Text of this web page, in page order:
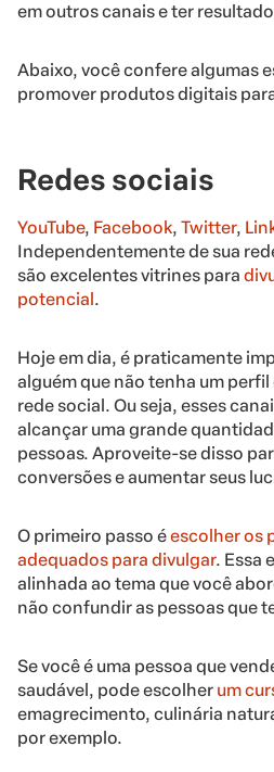
em outros canais e ter
Abaixo, você confere algumas
promover produtos digitais
Redes sociais
YouTube, Facebook, Twitter,
Independentemente de sua
são excelentes vitrines para
potencial .
Hoje em dia, é praticamente
alguém que não tenha um perfil
rede social. Ou seja, esses
alcançar uma grande
pessoas. Aproveite-se disso
conversões e aumentar seus
O primeiro passo éescolher os
adequados para divulgar. Essa
alinhada ao tema que você
não confundir as pessoas que
Se você é uma pessoa que
saudável, pode escolher um
emagrecimento, culinária
por exemplo.